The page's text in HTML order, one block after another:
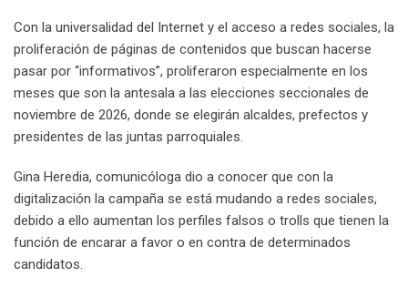
Con la universalidad del Internet y el acceso a redes sociales, la
proliferación de páginas de contenidos que buscan hacerse
pasar por “informativos”, proliferaron especialmente en los
meses que son la antesala a las elecciones seccionales de
noviembre de 2026, donde se elegirán alcaldes, prefectos y
presidentes de las juntas parroquiales.
Gina Heredia, comunicóloga dio a conocer que con la
digitalización la campaña se está mudando a redes sociales,
debido a ello aumentan los perfiles falsos o trolls que tienen la
función de encarar a favor o en contra de determinados
candidatos.